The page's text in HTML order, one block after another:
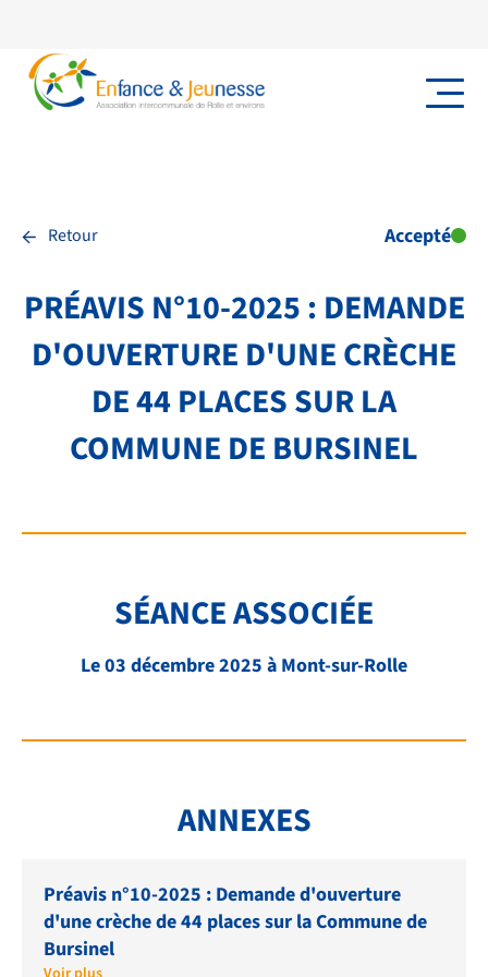
NOS PRESTATIONS
CONTACT
QUI SOMMES-NOUS
← Retour Accepté
PRÉAVIS N°10-2025 : DEMANDE
D'OUVERTURE D'UNE CRÈCHE
DE 44 PLACES SUR LA
COMMUNE DE BURSINEL
SÉANCE ASSOCIÉE
Le 03 décembre 2025 à Mont-sur-Rolle
ANNEXES
Préavis n°10-2025 : Demande d'ouverture
d'une crèche de 44 places sur la Commune de
Bursinel